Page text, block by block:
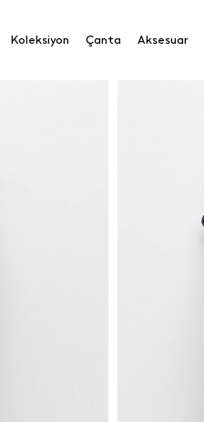
Koleksiyon Çanta Aksesuar